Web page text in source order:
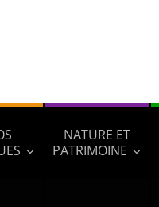
NATURE ET
PATRIMOINE